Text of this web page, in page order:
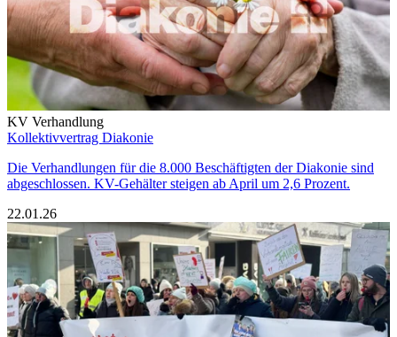
KV Verhandlung
Kollektivvertrag Diakonie
Die Verhandlungen für die 8.000 Beschäftigten der Diakonie sind
abgeschlossen. KV-Gehälter steigen ab April um 2,6 Prozent.
22.01.26